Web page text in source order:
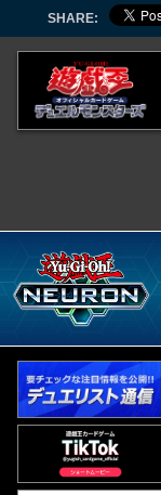
SHARE: